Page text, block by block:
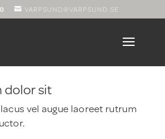
VARPSUND@VARPSUND.SE
dolor sit
vel augue laoreet rutrum